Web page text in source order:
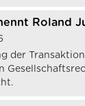
Roland
der